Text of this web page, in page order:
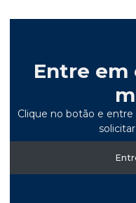
Entre em
Clique no botão e